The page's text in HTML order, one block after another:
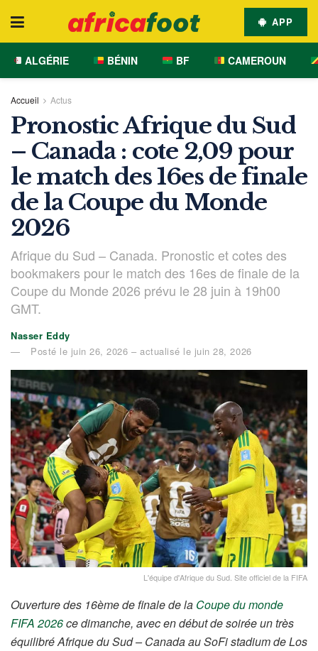
APP
ALGÉRIE BÉNIN BF CAMEROUN
Accueil Actus
Pronostic Afrique du Sud
– Canada : cote 2,09 pour
le match des 16es de finale
de la Coupe du Monde
2026
Afrique du Sud – Canada. Pronostic et cotes des
bookmakers pour le match des 16es de finale de la
Coupe du Monde 2026 prévu le 28 juin à 19h00
GMT.
Nasser Eddy
Posté le juin 26, 2026 – actualisé le juin 28, 2026
L'équipe d'Afrique du Sud. Site officiel de la FIFA
Ouverture des 16ème de finale de la Coupe du monde
FIFA 2026ce dimanche, avec en début de soirée un très
équilibré Afrique du Sud – Canada au SoFi stadium de Los